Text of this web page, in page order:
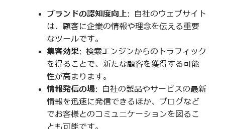
ブランドの認知度向上: 自社のウェブサイト
は、顧客に企業の情報や理念を伝える重要
なツールです。
集客効果: 検索エンジンからのトラフィック
を得ることで、新たな顧客を獲得する可能
性が高まります。
情報発信の場: 自社の製品やサービスの最新
情報を迅速に発信できるほか、ブログなど
でお客様とのコミュニケーションを図るこ
とも可能です。